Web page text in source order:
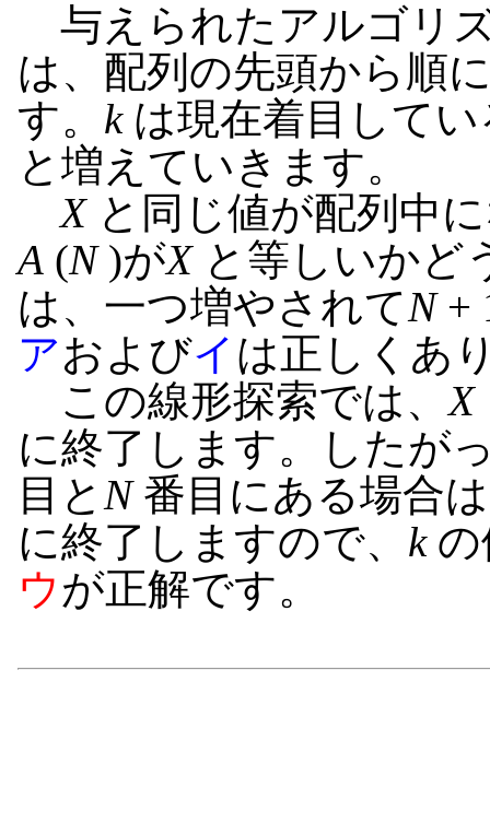
与えられたアルゴリ
は、配列の先頭から順
す。 kは現在着目して
と増えていきます。
Xと同じ値が配列中
A (N)がXと等しいかど
は、一つ増やされてN+
アおよびイ は正しくあ
この線形探索では、X
に終了します。したが
目と N番目にある場合
に終了しますので、 kの
ウが正解です。